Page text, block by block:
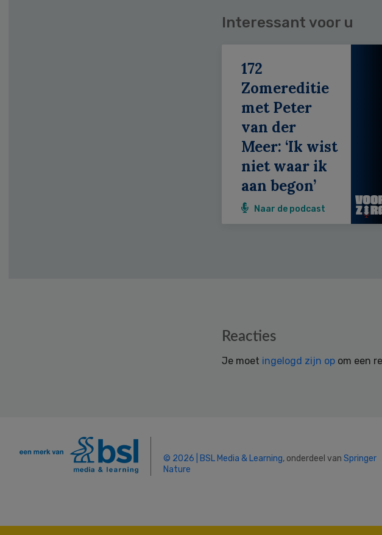
Interessant voor u
172
Zomereditie
met Peter
van der
Meer: ‘Ik wist
niet waar ik
aan begon’
Naar de podcast
Reacties
Je moet ingelogd zijn op om een
© 2026 | BSL Media & Learning, onderdeel van Springer
Nature